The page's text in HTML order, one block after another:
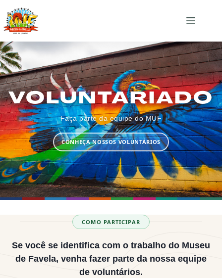
VOLUNTARIADO
Faça parte da equipe do MUF
CONHEÇA NOSSOS VOLUNTÁRIOS
COMO PARTICIPAR
Se você se identifica com o trabalho do Museu
de Favela, venha fazer parte da nossa equipe
de voluntários.